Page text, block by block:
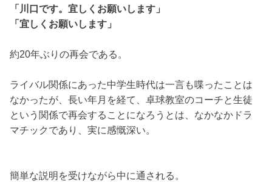
「川口です。宜しくお願いします」
「宜しくお願いします」
約20年ぶりの再会である。
ライバル関係にあった中学生時代は一言も喋ったことは
なかったが、長い年月を経て、卓球教室のコーチと生徒
という関係で再会することになろうとは、なかなかドラ
マチックであり、実に感慨深い。
簡単な説明を受けながら中に通される。